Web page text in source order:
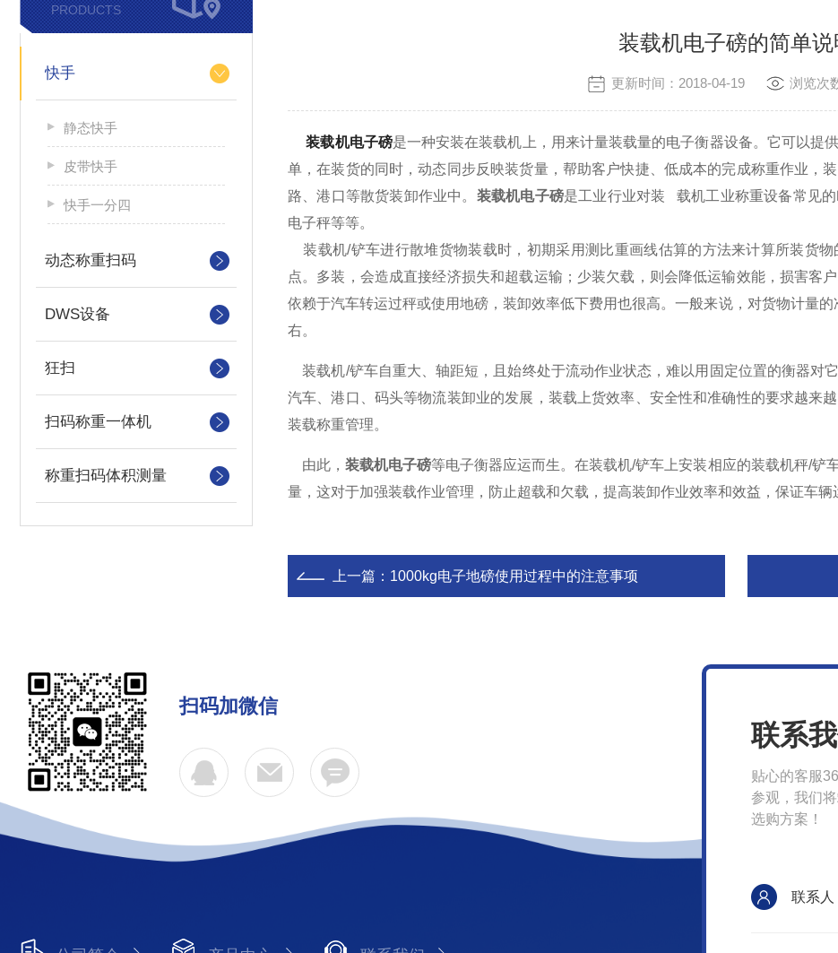
PRODUCTS
快手
静态快手
皮带快手
快手一分四
动态称重扫码
DWS设备
狂扫
扫码称重一体机
称重扫码体积测量
装载机电子磅的简单说
更新时间：2018-04-19 浏览次
装载机电子磅是一种安装在装载机上，用来计量装载量的电子衡器设备。它可以提
单，在装货的同时，动态同步反映装货量，帮助客户快捷、低成本的完成称重作业，
路、港口等散货装卸作业中。 装载机电子磅是工业行业对装 载机工业称重设备常见
电子秤等等。
装载机/铲车进行散堆货物装载时，初期采用测比重画线估算的方法来计算所装货
点。多装，会造成直接经济损失和超载运输；少装欠载，则会降低运输效能，损害客
依赖于汽车转运过秤或使用地磅，装卸效率低下费用也很高。一般来说，对货物计量
右。
装载机/铲车自重大、轴距短，且始终处于流动作业状态，难以用固定位置的衡器对
汽车、港口、码头等物流装卸业的发展，装载上货效率、安全性和准确性的要求越来
装载称重管理。
由此，装载机电子磅等电子衡器应运而生。在装载机/铲车上安装相应的装载机秤/铲
量，这对于加强装载作业管理，防止超载和欠载，提高装卸作业效率和效益，保证车辆
上一篇： 1000kg电子地磅使用过程中的注意事项
扫码加微信
联系
贴心的客服
参观，我们
选购方案！
联系人